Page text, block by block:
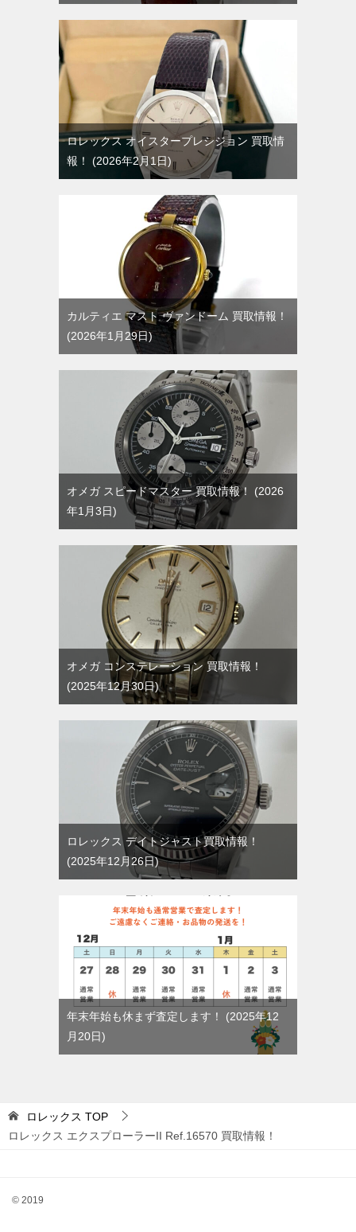
ロレックス オイスタープレシジョン 買取情
報！
2026年2月1日
カルティエ マスト ヴァンドーム 買取情報！
2026年1月29日
オメガ スピードマスター 買取情報！
2026
年1月3日
オメガ コンステレーション 買取情報！
2025年12月30日
ロレックス デイトジャスト買取情報！
2025年12月26日
年末年始も休まず査定します！
2025年12
月20日
ロレックス TOP
ロレックス エクスプローラーII Ref.16570 買取情報！
© 2019